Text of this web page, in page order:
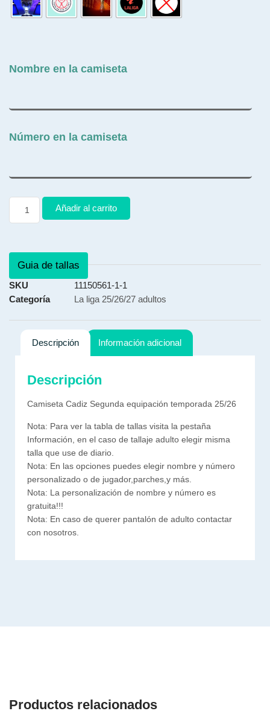
Nombre en la camiseta
Número en la camiseta
Añadir al carrito
Guia de tallas
SKU
11150561-1-1
Categoría
La liga 25/26/27 adultos
Descripción Información adicional
Descripción
Camiseta Cadiz Segunda equipación temporada 25/26
Nota: Para ver la tabla de tallas visita la pestaña
Información, en el caso de tallaje adulto elegir misma
talla que use de diario.
Nota: En las opciones puedes elegir nombre y número
personalizado o de jugador,parches,y más.
Nota: La personalización de nombre y número es
gratuita!!!
Nota: En caso de querer pantalón de adulto contactar
con nosotros.
Productos relacionados